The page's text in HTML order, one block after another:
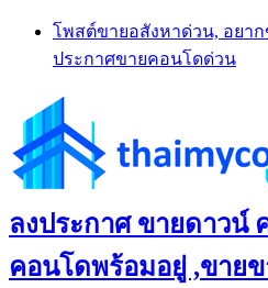
Skip
content
โพสต์ขายอสังหาด่วน, อยา
ประกาศขายคอนโดด่วน
ลงประกาศ ขายดาวน์
คอนโดพร้อมอยู่ ,ขาย